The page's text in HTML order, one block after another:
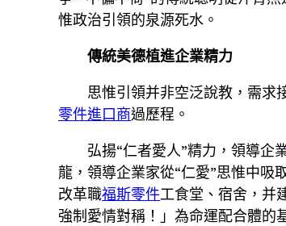
惟政治引領的泉源死水。
傳統美德植進企業精力
思惟引領并非空泛說教，需求
零件進口商過歷程。
弘揚“仁者愛人”精力，領導企
龍，領導企業家從“仁愛”思惟中吸
改革職福斯零件工食堂、宿舍，并
強制愛情對稱！」為命運配合體的